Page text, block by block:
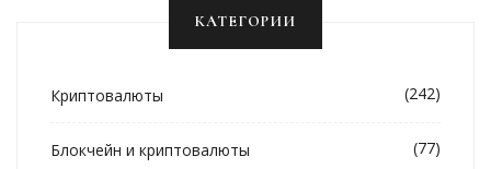
КАТЕГОРИИ
Криптовалюты (242)
Блокчейн и криптовалюты (77)